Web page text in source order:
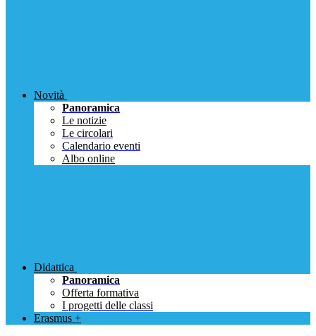
Novità
Panoramica
Le notizie
Le circolari
Calendario eventi
Albo online
Didattica
Panoramica
Offerta formativa
I progetti delle classi
Erasmus +